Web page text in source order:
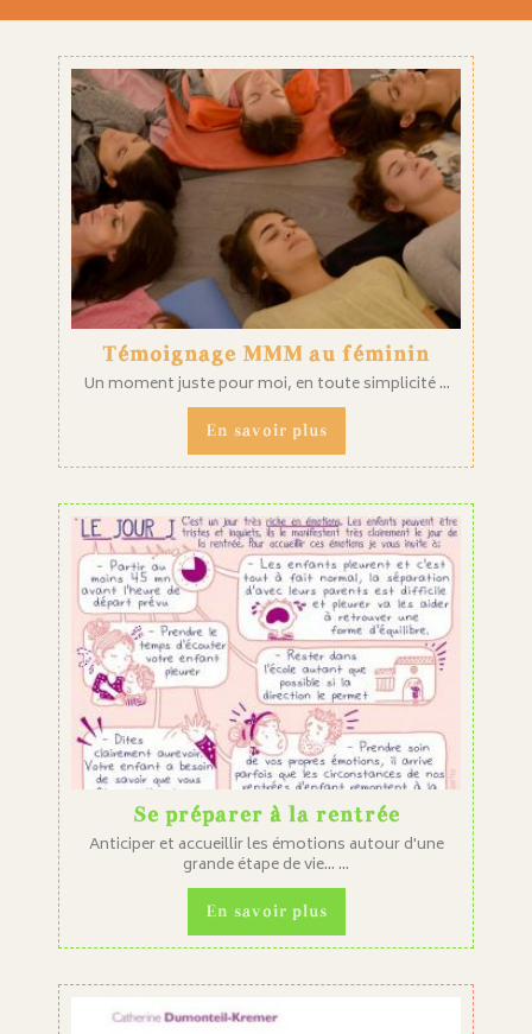
Témoignage MMM au féminin
Un moment juste pour moi, en toute simplicité ...
En savoir plus
Se préparer à la rentrée
Anticiper et accueillir les émotions autour d'une
grande étape de vie... ...
En savoir plus